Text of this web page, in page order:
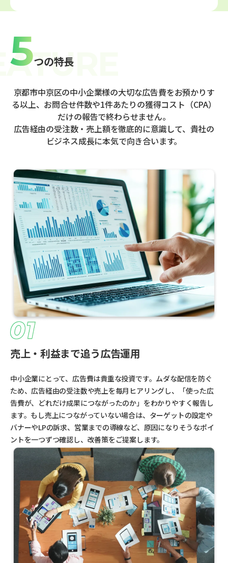
5つの特長
京都市中京区の中小企業様の大切な広告費をお預かりす
る以上、お問合せ件数や1件あたりの獲得コスト（CPA）
だけの報告で終わらせません。
広告経由の受注数・売上額を徹底的に意識して、貴社の
ビジネス成長に本気で向き合います。
売上・利益まで追う広告運用
中小企業にとって、広告費は貴重な投資です。ムダな配信を防ぐ
ため、広告経由の受注数や売上を毎月ヒアリングし、「使った広
告費が、どれだけ成果につながったのか」をわかりやすく報告し
ます。もし売上につながっていない場合は、ターゲットの設定や
バナーやLPの訴求、営業までの導線など、原因になりそうなポイ
ントを一つずつ確認し、改善策をご提案します。